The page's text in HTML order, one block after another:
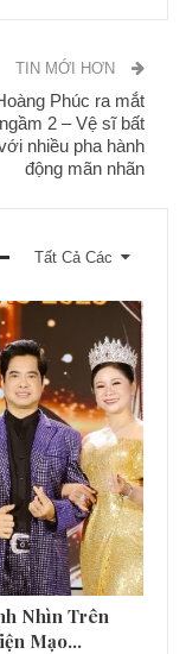
TIN MỚI HƠN
Phúc ra mắt
ngầm 2 – Vệ sĩ bất
nhiều pha hành
động mãn nhãn
Tất Cả Các
Nhìn Trên
Mạo…